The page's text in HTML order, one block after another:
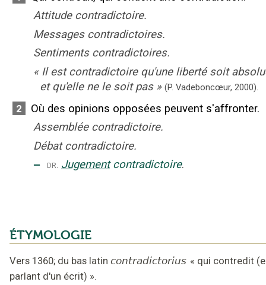
Attitude contradictoire.
Messages contradictoires.
Sentiments contradictoires.
« Il est contradictoire qu'une liberté soit
et qu'elle ne le soit pas » (P. Vadeboncœur, 2000).
2
Où des opinions opposées peuvent s'affronter.
Assemblée contradictoire.
Débat contradictoire.
‒ dr. Jugement contradictoire.
ÉTYMOLOGIE
Vers 1360; du bas latin contradictorius « qui contredit
parlant d'un écrit) ».